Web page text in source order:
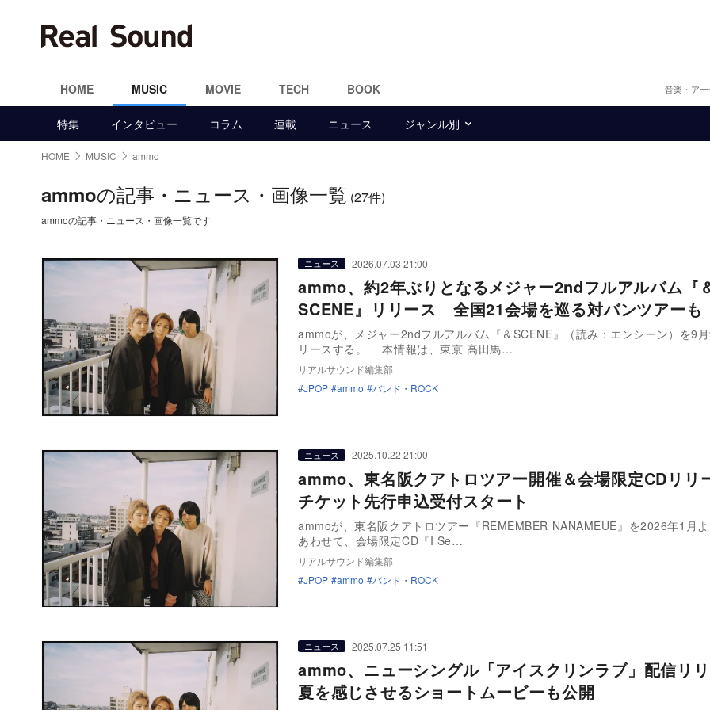
HOME MUSIC MOVIE TECH BOOK 音楽・ア
特集 インタビュー コラム 連載 ニュース ジャンル別
HOME MUSIC ammo
ammoの記事・ニュース・画像一覧 (27件)
ammoの記事・ニュース・画像一覧です
ニュース 2026.07.03 21:00
ammo、約2年ぶりとなるメジャー2ndフルアルバム『
SCENE』リリース 全国21会場を巡る対バンツアーも
ammoが、メジャー2ndフルアルバム『＆SCENE』（読み：エンシーン）を9
リースする。 本情報は、東京 高田馬…
リアルサウンド編集部
JPOP
ammo バンド・ROCK
ニュース 2025.10.22 21:00
ammo、東名阪クアトロツアー開催＆会場限定CDリリ
チケット先行申込受付スタート
ammoが、東名阪クアトロツアー『REMEMBER NANAMEUE』を2026年1月よ
あわせて、会場限定CD『I Se…
リアルサウンド編集部
JPOP
ammo バンド・ROCK
ニュース 2025.07.25 11:51
ammo、ニューシングル「アイスクリンラブ」配信リ
夏を感じさせるショートムービーも公開